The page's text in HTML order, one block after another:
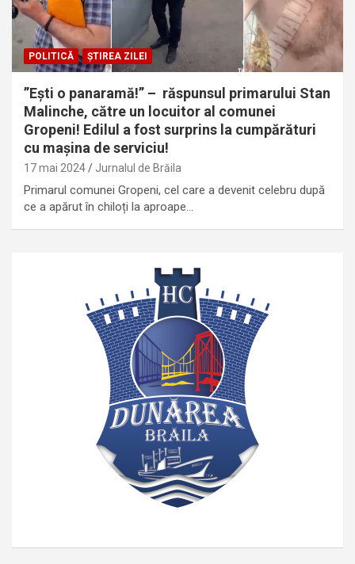
POLITICĂ ȘTIREA ZILEI
”Ești o panaramă!” – răspunsul primarului Stan
Malinche, către un locuitor al comunei
Gropeni! Edilul a fost surprins la cumpărături
cu mașina de serviciu!
17 mai 2024 Jurnalul de Brăila
Primarul comunei Gropeni, cel care a devenit celebru după
ce a apărut în chiloți la aproape…